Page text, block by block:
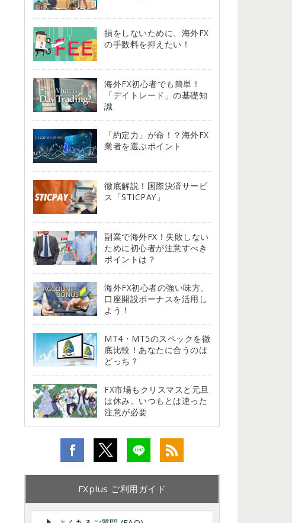
損をしないために、海外FX
の手数料を抑えたい！
海外FX初心者でも簡単！
「デイトレード」の基礎知
識
「約定力」が命！？海外FX
業者を選ぶポイント
徹底解説！国際決済サービ
ス「STICPAY」
副業で海外FX！失敗しない
ために初心者が注意すべき
ポイントは？
海外FX初心者の強い味方、
口座開設ボーナスを活用し
よう！
MT4・MT5のスペックを徹
底比較！あなたに合うのは
どっち？
FX市場もクリスマスと元旦
は休み。いつもとは違った
注意が必要
FXplus ご利用ガイド